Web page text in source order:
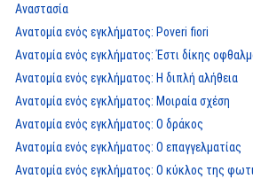
Αναστασία
Ανατομία ενός εγκλήματος: Poveri fiori
Ανατομία ενός εγκλήματος: Έστι δίκης
Ανατομία ενός εγκλήματος: Η διπλή αλήθεια
Ανατομία ενός εγκλήματος: Μοιραία σχέση
Ανατομία ενός εγκλήματος: Ο δράκος
Ανατομία ενός εγκλήματος: Ο επαγγελματίας
Ανατομία ενός εγκλήματος: Ο κύκλος της